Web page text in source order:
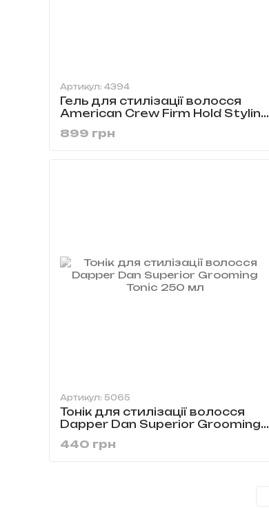
Артикул: 4394
Гель для стилізації волосся
American Crew Firm Hold Styling
899 грн
Артикул: 5065
Тонік для стилізації волосся
Dapper Dan Superior Grooming
440 грн